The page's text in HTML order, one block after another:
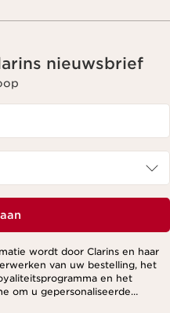
nieuwsbrief
wordt door Clarins en haar
van uw bestelling, het
en het
om u gepersonaliseerde
van uw eerdere aankopen en